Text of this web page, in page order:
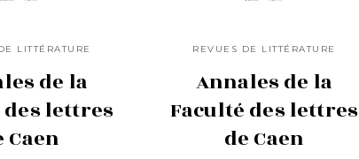
LITTÉRATURE
de la
des lettres
Caen
REVUES DE LITTÉRATURE
Annales de la
Faculté des lettres
de Caen